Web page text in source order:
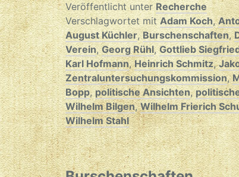
Veröffentlicht unterRecherche
Verschlagwortet mitAdam Koch,
August Küchler,Burschenschaften,
Verein,Georg Rühl,Gottlieb
Karl Hofmann,Heinrich Schmitz,
Zentraluntersuchungskommission,
Bopp,politische Ansichten,
Wilhelm Bilgen,Wilhelm Frierich
Wilhelm Stahl